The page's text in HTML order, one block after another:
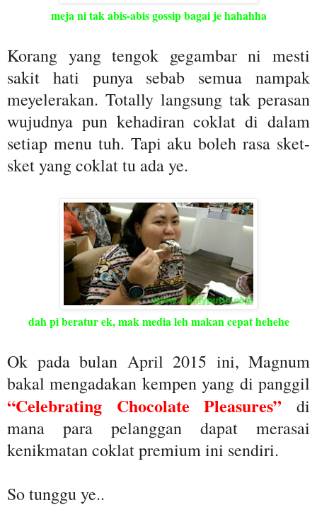
meja ni tak abis-abis gossip bagai je hahahha
Korang yang tengok gegambar ni mesti
sakit hati punya sebab semua nampak
meyelerakan. Totally langsung tak perasan
wujudnya pun kehadiran coklat di dalam
setiap menu tuh. Tapi aku boleh rasa sket-
sket yang coklat tu ada ye.
dah pi beratur ek, mak media leh makan cepat hehehe
Ok pada bulan April 2015 ini, Magnum
bakal mengadakan kempen yang di panggil
“Celebrating Chocolate Pleasures” di
mana para pelanggan dapat merasai
kenikmatan coklat premium ini sendiri.
So tunggu ye..